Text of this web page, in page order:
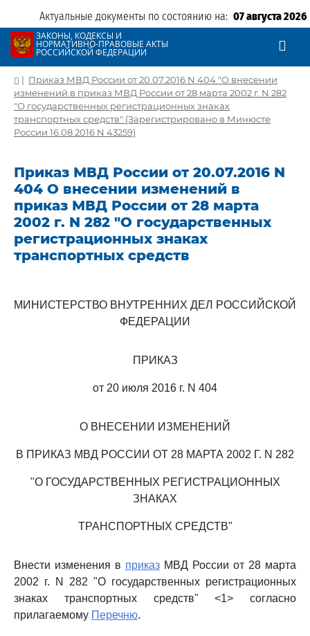
Актуальные документы по состоянию на: 07 августа 2026
ЗАКОНЫ, КОДЕКСЫ И
НОРМАТИВНО-ПРАВОВЫЕ АКТЫ
РОССИЙСКОЙ ФЕДЕРАЦИИ
| Приказ МВД России от 20.07.2016 N 404 "О внесении
изменений в приказ МВД России от 28 марта 2002 г. N 282
"О государственных регистрационных знаках
транспортных средств" (Зарегистрировано в Минюсте
России 16.08.2016 N 43259)
Приказ МВД России от 20.07.2016 N
404 О внесении изменений в
приказ МВД России от 28 марта
2002 г. N 282 "О государственных
регистрационных знаках
транспортных средств
МИНИСТЕРСТВО ВНУТРЕННИХ ДЕЛ РОССИЙСКОЙ
ФЕДЕРАЦИИ
ПРИКАЗ
от 20 июля 2016 г. N 404
О ВНЕСЕНИИ ИЗМЕНЕНИЙ
В ПРИКАЗ МВД РОССИИ ОТ 28 МАРТА 2002 Г. N 282
"О ГОСУДАРСТВЕННЫХ РЕГИСТРАЦИОННЫХ
ЗНАКАХ
ТРАНСПОРТНЫХ СРЕДСТВ"
Внести изменения в приказ МВД России от 28 марта
2002 г. N 282 "О государственных регистрационных
знаках транспортных средств" <1> согласно
прилагаемому Перечню.